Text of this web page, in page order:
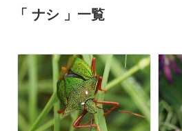
「 ナシ 」一覧